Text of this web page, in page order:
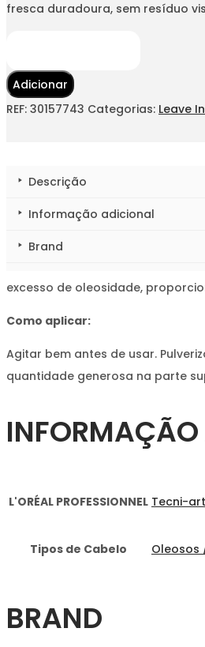
fresca duradoura, sem resíduo
Adicionar
REF: 30157743 Categorias: Leave In
Descrição
Informação adicional
Brand
excesso de oleosidade,
Como aplicar:
Agitar bem antes de usar.
quantidade generosa na parte
L'ORÉAL PROFESSIONNEL Tecni-art
Tipos de Cabelo Oleosos
BRAND